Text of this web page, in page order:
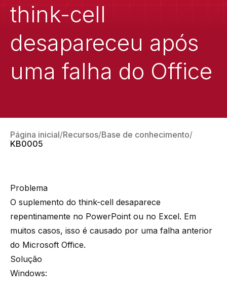
think-cell
desapareceu após
uma falha do Office
Página inicial Recursos Base de conhecimento
KB0005
Problema
O suplemento do think-cell desaparece
repentinamente no PowerPoint ou no Excel. Em
muitos casos, isso é causado por uma falha anterior
do Microsoft Office.
Solução
Windows: